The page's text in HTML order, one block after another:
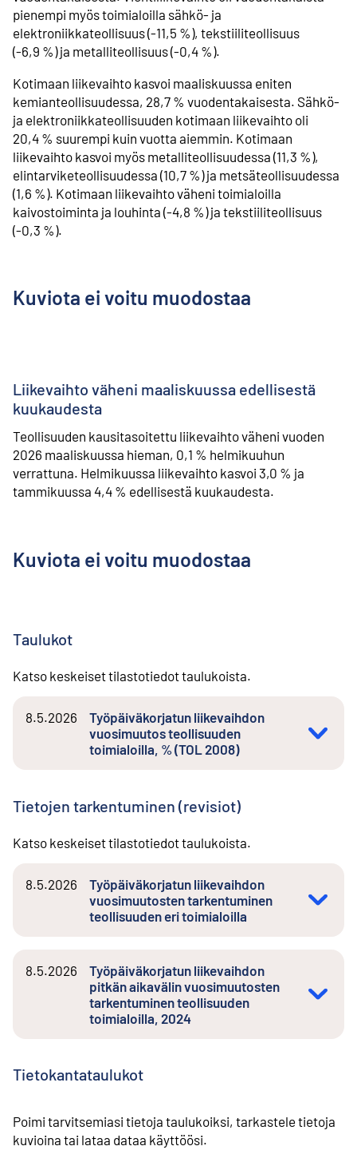
pienempi myös toimialoilla sähkö- ja
elektroniikkateollisuus (-11,5 %), tekstiiliteollisuus
(-6,9 %) ja metalliteollisuus (-0,4 %).
Kotimaan liikevaihto kasvoi maaliskuussa eniten
kemianteollisuudessa, 28,7 % vuodentakaisesta. Sähkö-
ja elektroniikkateollisuuden kotimaan liikevaihto oli
20,4 % suurempi kuin vuotta aiemmin. Kotimaan
liikevaihto kasvoi myös metalliteollisuudessa (11,3 %),
elintarviketeollisuudessa (10,7 %) ja metsäteollisuudessa
(1,6 %). Kotimaan liikevaihto väheni toimialoilla
kaivostoiminta ja louhinta (-4,8 %) ja tekstiiliteollisuus
(-0,3 %).
Kuviota ei voitu muodostaa
Liikevaihto väheni maaliskuussa edellisestä
kuukaudesta
Teollisuuden kausitasoitettu liikevaihto väheni vuoden
2026 maaliskuussa hieman, 0,1 % helmikuuhun
verrattuna. Helmikuussa liikevaihto kasvoi 3,0 % ja
tammikuussa 4,4 % edellisestä kuukaudesta.
Kuviota ei voitu muodostaa
Taulukot
Katso keskeiset tilastotiedot taulukoista.
8.5.2026
Työpäiväkorjatun liikevaihdon
vuosimuutos teollisuuden
toimialoilla, % (TOL 2008)
Tietojen tarkentuminen (revisiot)
Katso keskeiset tilastotiedot taulukoista.
8.5.2026
Työpäiväkorjatun liikevaihdon
vuosimuutosten tarkentuminen
teollisuuden eri toimialoilla
8.5.2026
Työpäiväkorjatun liikevaihdon
pitkän aikavälin vuosimuutosten
tarkentuminen teollisuuden
toimialoilla, 2024
Tietokantataulukot
Poimi tarvitsemiasi tietoja taulukoiksi, tarkastele tietoja
kuvioina tai lataa dataa käyttöösi.